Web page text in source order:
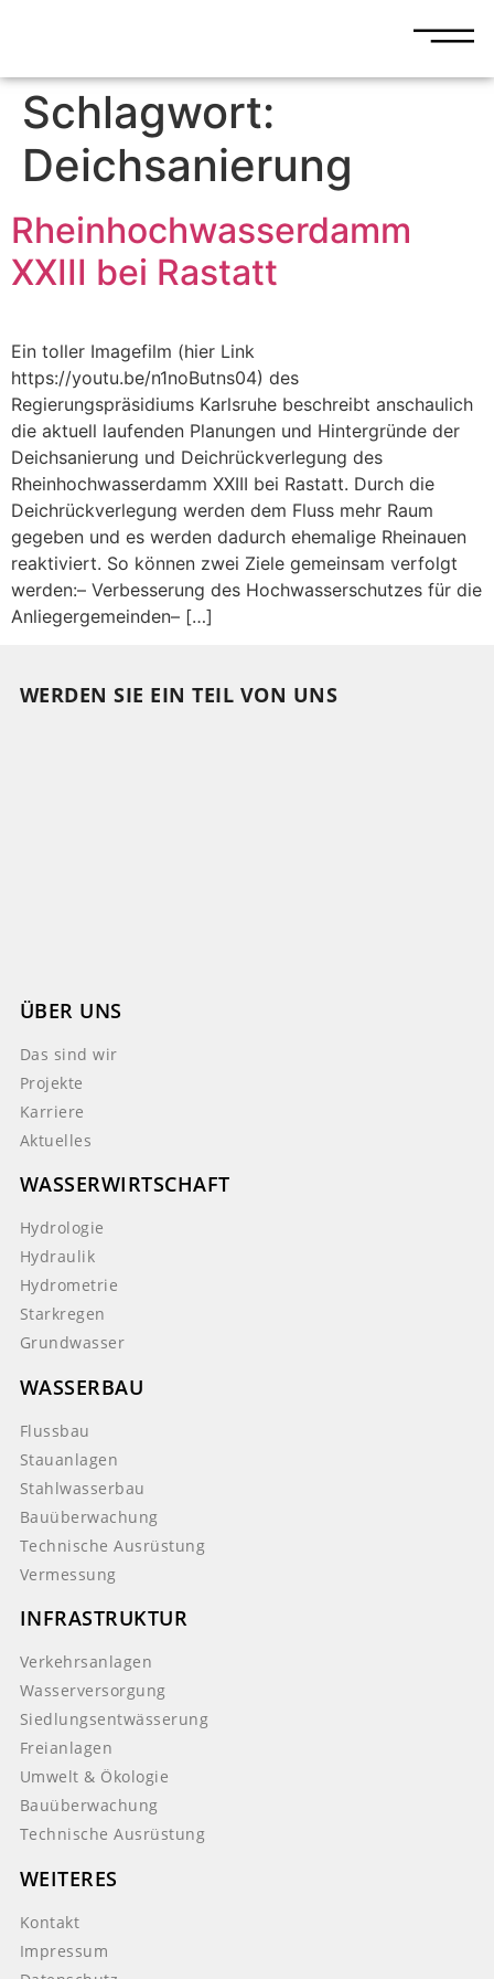
Schlagwort:
Deichsanierung
Rheinhochwasserdamm
XXIII bei Rastatt
Ein toller Imagefilm (hier Link
https://youtu.be/n1noButns04) des
Regierungspräsidiums Karlsruhe beschreibt anschaulich
die aktuell laufenden Planungen und Hintergründe der
Deichsanierung und Deichrückverlegung des
Rheinhochwasserdamm XXIII bei Rastatt. Durch die
Deichrückverlegung werden dem Fluss mehr Raum
gegeben und es werden dadurch ehemalige Rheinauen
reaktiviert. So können zwei Ziele gemeinsam verfolgt
werden:– Verbesserung des Hochwasserschutzes für die
Anliegergemeinden– […]
WERDEN SIE EIN TEIL VON UNS
ÜBER UNS
Das sind wir
Projekte
Karriere
Aktuelles
WASSERWIRTSCHAFT
Hydrologie
Hydraulik
Hydrometrie
Starkregen
Grundwasser
WASSERBAU
Flussbau
Stauanlagen
Stahlwasserbau
Bauüberwachung
Technische Ausrüstung
Vermessung
INFRASTRUKTUR
Verkehrsanlagen
Wasserversorgung
Siedlungsentwässerung
Freianlagen
Umwelt & Ökologie
Bauüberwachung
Technische Ausrüstung
WEITERES
Kontakt
Impressum